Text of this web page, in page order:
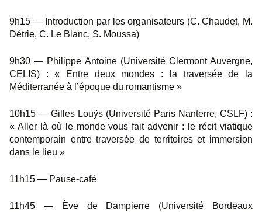
9h15 — Introduction par les organisateurs (C. Chaudet, M.
Détrie, C. Le Blanc, S. Moussa)
9h30 — Philippe Antoine (Université Clermont Auvergne,
CELIS) : « Entre deux mondes : la traversée de la
Méditerranée à l’époque du romantisme »
10h15 — Gilles Louÿs (Université Paris Nanterre, CSLF) :
« Aller là où le monde vous fait advenir : le récit viatique
contemporain entre traversée de territoires et immersion
dans le lieu »
11h15 — Pause-café
11h45 — Ève de Dampierre (Université Bordeaux